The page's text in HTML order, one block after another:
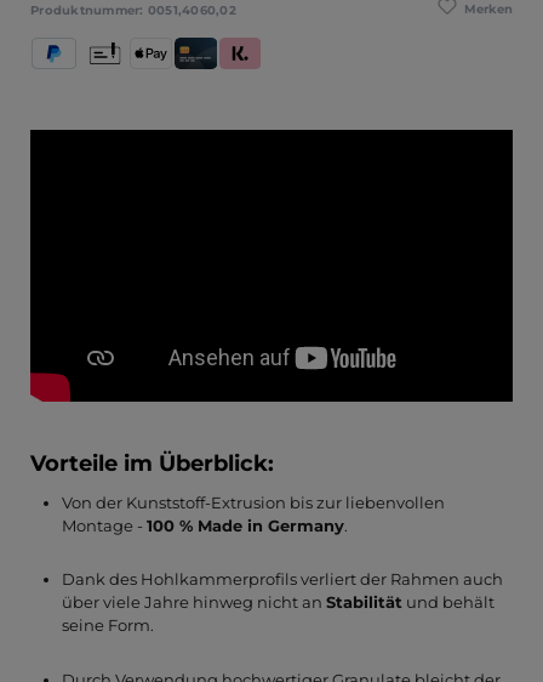
Merken
Produktnummer: 0051,4060,02
PayPal Apple PayKredit- und Debitkarte
Klarna (Rechnung / Ratenkauf / Sofort)
Vorkasse
Vorteile im Überblick:
Von der Kunststoff-Extrusion bis zur liebenvollen
Montage - 100 % Made in Germany.
Dank des Hohlkammerprofils verliert der Rahmen auch
über viele Jahre hinweg nicht an Stabilitätund behält
seine Form.